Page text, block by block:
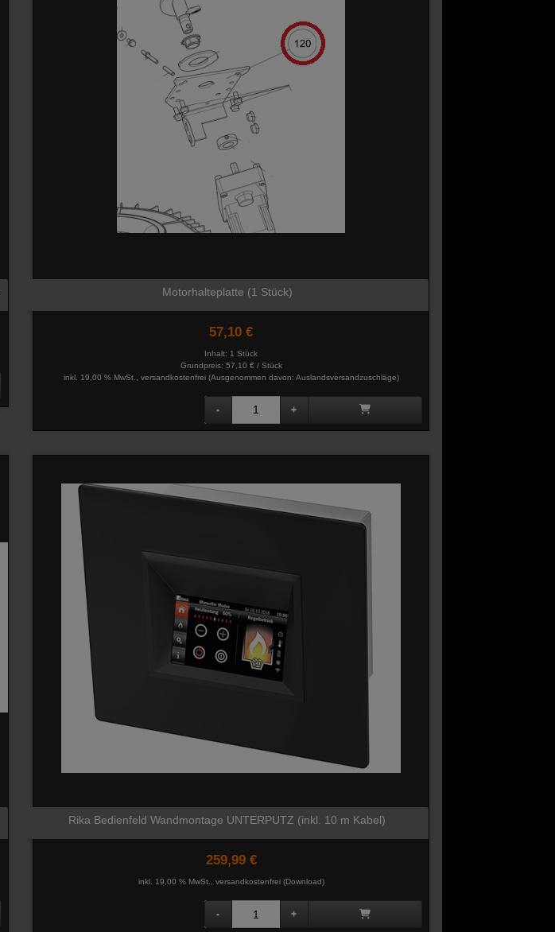
Motorhalteplatte (1 Stück)
57,10 €
Inhalt: 1 Stück
Grundpreis: 57,10 € / Stück
inkl. 19,00 % MwSt., versandkostenfrei (Ausgenommen davon: Auslandsversandzuschläge)
Rika Bedienfeld Wandmontage UNTERPUTZ (inkl. 10 m Kabel)
259,99 €
inkl. 19,00 % MwSt., versandkostenfrei (Download)